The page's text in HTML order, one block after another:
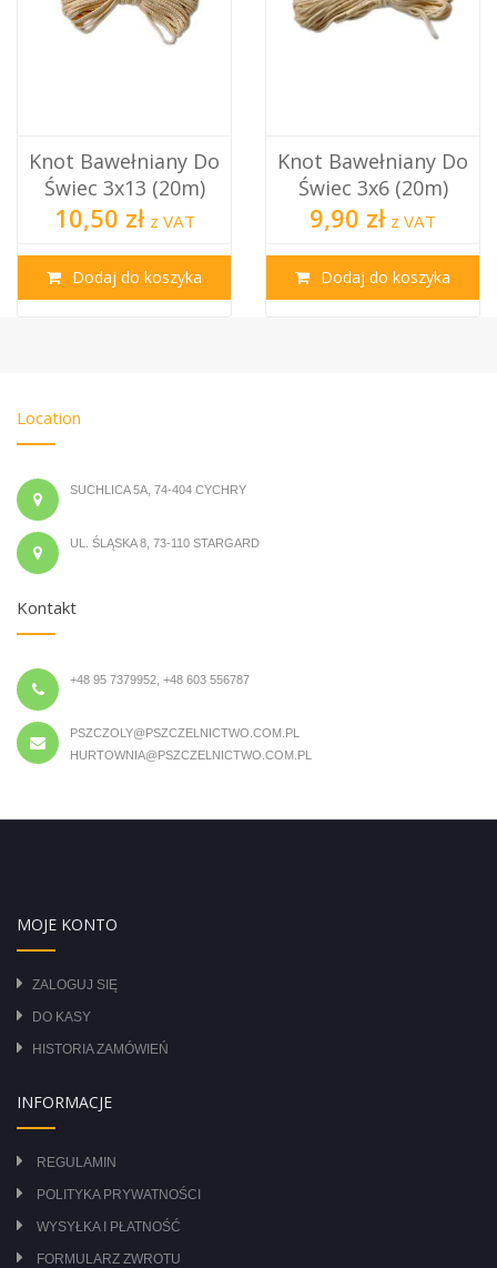
Knot Bawełniany Do
Świec 3x13 (20m)
10,50 zł z VAT
Dodaj do koszyka
Knot Bawełniany Do
Świec 3x6 (20m)
9,90 zł z VAT
Dodaj do koszyka
Location
SUCHLICA 5A, 74-404 CYCHRY
UL. ŚLĄSKA 8, 73-110 STARGARD
Kontakt
+48 95 7379952, +48 603 556787
PSZCZOLY@PSZCZELNICTWO.COM.PL
HURTOWNIA@PSZCZELNICTWO.COM.PL
MOJE KONTO
ZALOGUJ SIĘ
DO KASY
HISTORIA ZAMÓWIEŃ
INFORMACJE
REGULAMIN
POLITYKA PRYWATNOŚCI
WYSYŁKA I PŁATNOŚĆ
FORMULARZ ZWROTU